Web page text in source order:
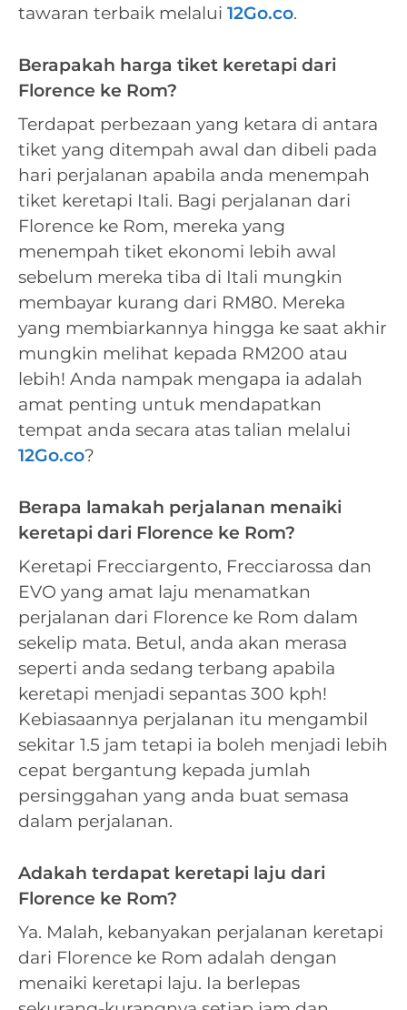
tawaran terbaik melalui 12Go.co.
Berapakah harga tiket keretapi dari
Florence ke Rom?
Terdapat perbezaan yang ketara di antara
tiket yang ditempah awal dan dibeli pada
hari perjalanan apabila anda menempah
tiket keretapi Itali. Bagi perjalanan dari
Florence ke Rom, mereka yang
menempah tiket ekonomi lebih awal
sebelum mereka tiba di Itali mungkin
membayar kurang dari RM80. Mereka
yang membiarkannya hingga ke saat akhir
mungkin melihat kepada RM200 atau
lebih! Anda nampak mengapa ia adalah
amat penting untuk mendapatkan
tempat anda secara atas talian melalui
12Go.co?
Berapa lamakah perjalanan menaiki
keretapi dari Florence ke Rom?
Keretapi Frecciargento, Frecciarossa dan
EVO yang amat laju menamatkan
perjalanan dari Florence ke Rom dalam
sekelip mata. Betul, anda akan merasa
seperti anda sedang terbang apabila
keretapi menjadi sepantas 300 kph!
Kebiasaannya perjalanan itu mengambil
sekitar 1.5 jam tetapi ia boleh menjadi lebih
cepat bergantung kepada jumlah
persinggahan yang anda buat semasa
dalam perjalanan.
Adakah terdapat keretapi laju dari
Florence ke Rom?
Ya. Malah, kebanyakan perjalanan keretapi
dari Florence ke Rom adalah dengan
menaiki keretapi laju. Ia berlepas